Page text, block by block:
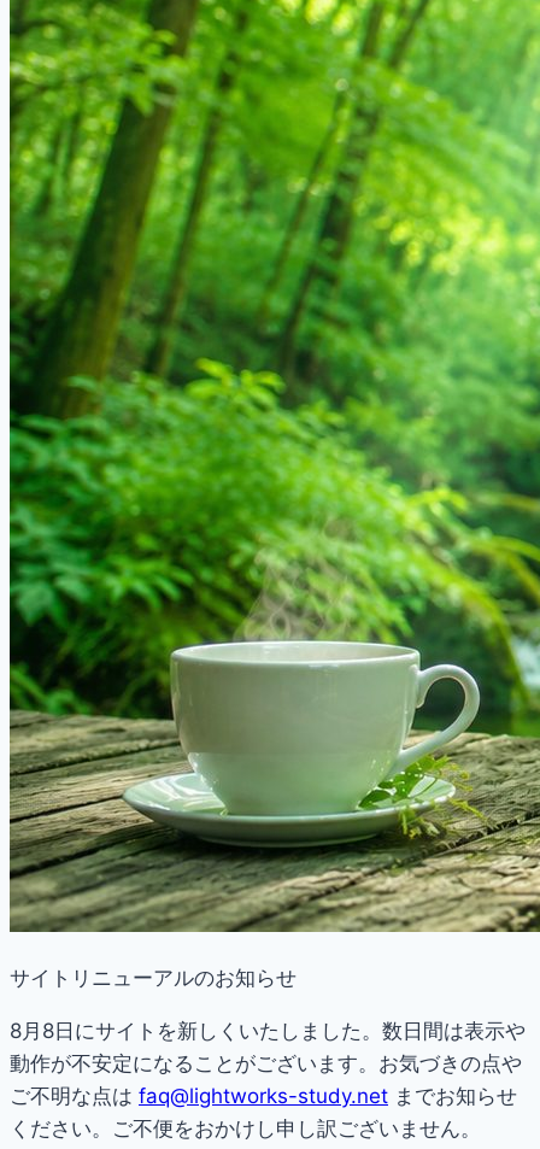
サイトリニューアルのお知らせ
8月8日にサイトを新しくいたしました。数日間は表示や
動作が不安定になることがございます。お気づきの点や
ご不明な点は faq@lightworks-study.net までお知らせ
ください。ご不便をおかけし申し訳ございません。